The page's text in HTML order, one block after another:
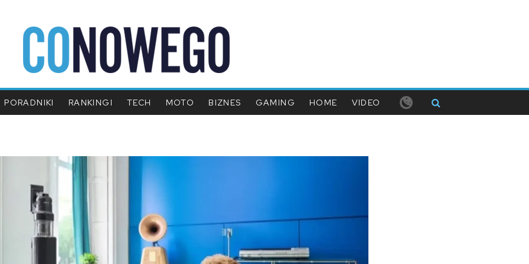
PORADNIKI RANKINGI TECH MOTO BIZNES GAMING HOME VIDEO